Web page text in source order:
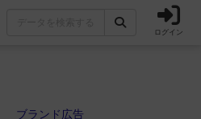
ログイン